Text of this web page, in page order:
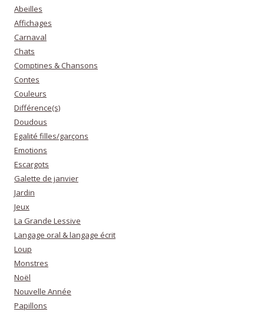
Abeilles
Affichages
Carnaval
Chats
Comptines & Chansons
Contes
Couleurs
Différence(s)
Doudous
Egalité filles/garçons
Emotions
Escargots
Galette de janvier
Jardin
Jeux
La Grande Lessive
Langage oral & langage écrit
Loup
Monstres
Noël
Nouvelle Année
Papillons